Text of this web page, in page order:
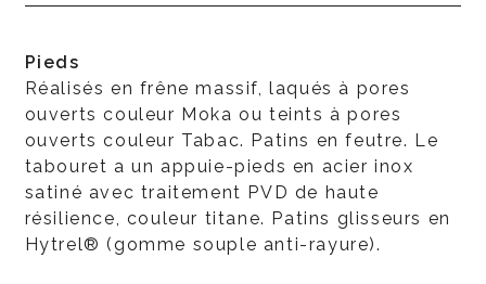
Pieds
Réalisés en frêne massif, laqués à pores
ouverts couleur Moka ou teints à pores
ouverts couleur Tabac. Patins en feutre. Le
tabouret a un appuie-pieds en acier inox
satiné avec traitement PVD de haute
résilience, couleur titane. Patins glisseurs en
Hytrel® (gomme souple anti-rayure).